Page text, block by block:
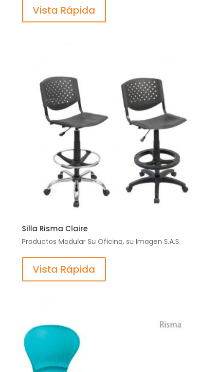
Vista Rápida
Silla Risma Claire
Productos Modular Su Oficina, su Imagen S.A.S.
Vista Rápida